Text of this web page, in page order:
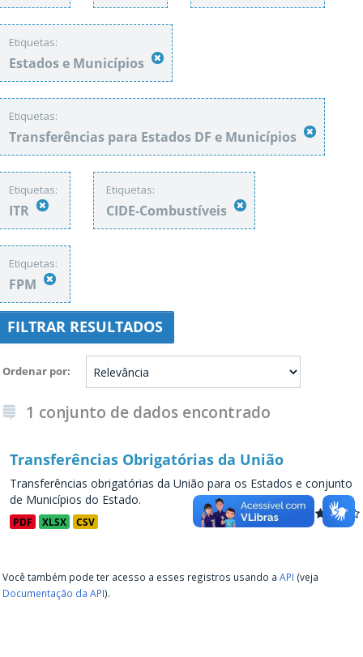
Etiquetas:
Estados e Municípios
Etiquetas:
Transferências para Estados DF e Municípios
Etiquetas:
ITR
Etiquetas:
CIDE-Combustíveis
Etiquetas:
FPM
FILTRAR RESULTADOS
Ordenar por
1 conjunto de dados encontrado
Transferências Obrigatórias da União
Transferências obrigatórias da União para os Estados e conjunto
de Municípios do Estado.
PDF XLSX CSV
Você também pode ter acesso a esses registros usando a API (veja
Documentação da API).